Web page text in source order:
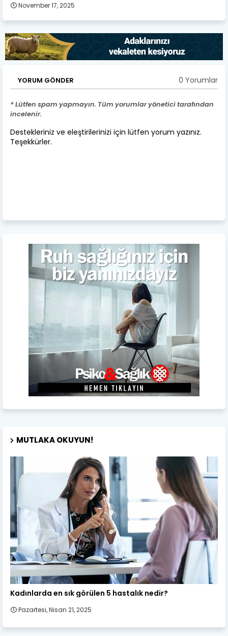
November 17, 2025
YORUM GÖNDER 0 Yorumlar
* Lütfen spam yapmayın. Tüm yorumlar yönetici tarafından
incelenir.
Destekleriniz ve eleştirilerinizi için lütfen yorum yazınız.
Teşekkürler.
MUTLAKA OKUYUN!
Kadın Sağlığı
Kadınlarda en sık görülen 5 hastalık nedir?
Pazartesi, Nisan 21, 2025